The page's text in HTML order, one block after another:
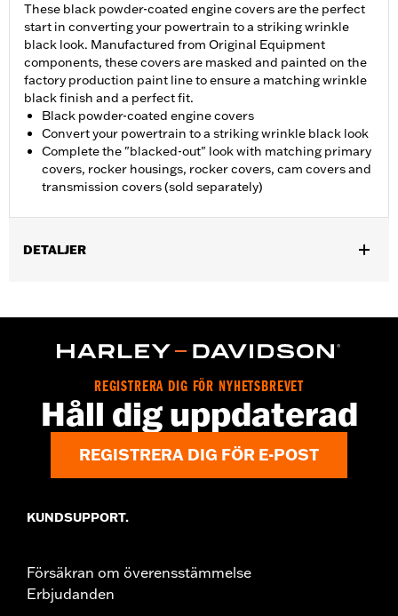
These black powder-coated engine covers are the perfect
start in converting your powertrain to a striking wrinkle
black look. Manufactured from Original Equipment
components, these covers are masked and painted on the
factory production paint line to ensure a matching wrinkle
black finish and a perfect fit.
Black powder-coated engine covers
Convert your powertrain to a striking wrinkle black look
Complete the "blacked-out" look with matching primary
covers, rocker housings, rocker covers, cam covers and
transmission covers (sold separately)
DETALJER
WARRANTY:,,,,,,,,,,,,,,,,,,,,,,,,,,,,,,,,,,,,,,,,,,,,,,,,,,,,,,,,,,,,,,,,
purchase of new gaskets. See dealer for information.
REGISTRERA DIG FÖR NYHETSBREVET
Håll dig uppdaterad
REGISTRERA DIG FÖR E-POST
KUNDSUPPORT.
Försäkran om överensstämmelse
Erbjudanden